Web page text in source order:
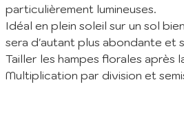
particulièrement lumineuses.
Idéal en plein soleil sur un sol
sera d'autant plus abondante et
Tailler les hampes florales après
Multiplication par division et
En envoyant mes informations, j'accepte votre